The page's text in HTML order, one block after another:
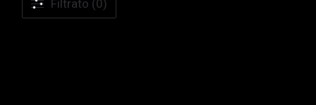
Filtrato (0)